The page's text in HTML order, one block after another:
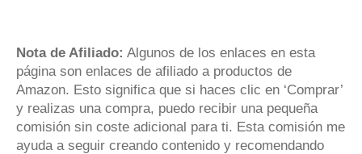
Nota de Afiliado: Algunos de los enlaces en esta
página son enlaces de afiliado a productos de
Amazon. Esto significa que si haces clic en ‘Comprar’
y realizas una compra, puedo recibir una pequeña
comisión sin coste adicional para ti. Esta comisión me
ayuda a seguir creando contenido y recomendando